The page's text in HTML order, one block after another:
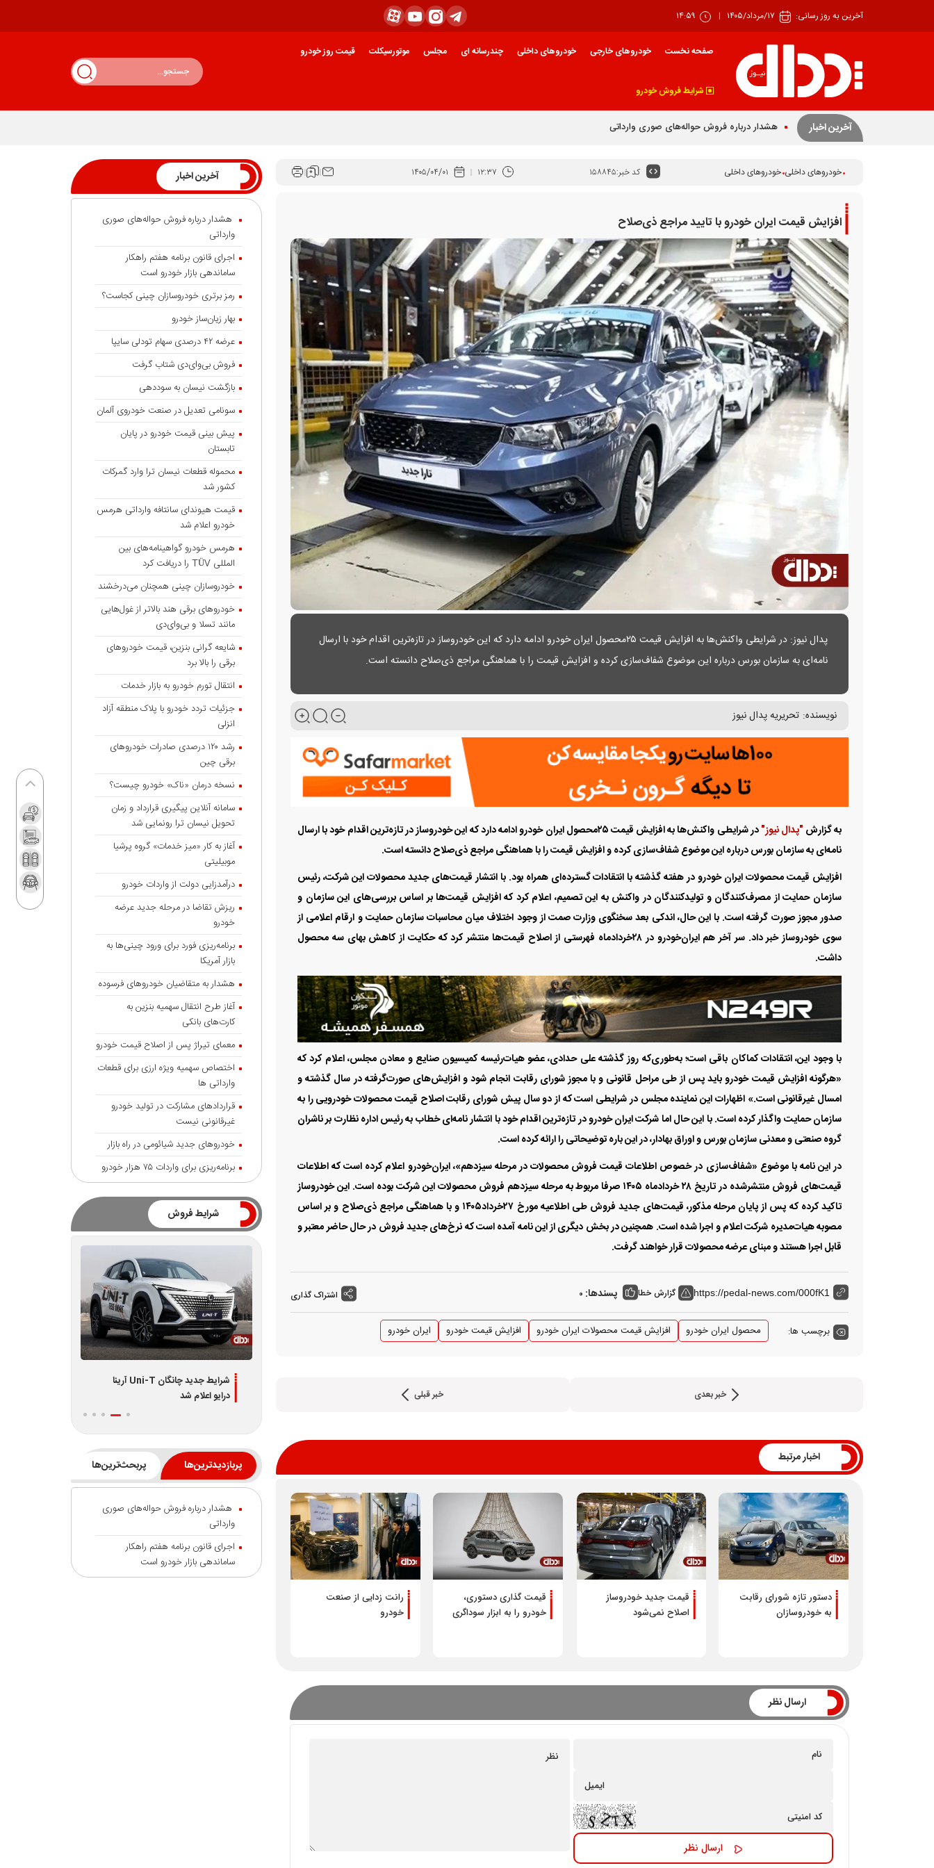
آخرین به روز رسانی: ۱۷/مرداد/۱۴۰۵ ۱۴:۵۹
صفحه نخست خودروهای خارجی خودروهای داخلی چندرسانه ای مجلس موتورسیکلت قیمت روز خودرو
شرایط فروش خودرو
آخرین اخبار
خودروهای داخلی خودروهای داخلی کد خبر:۱۵۸۸۴۵ ۱۲:۳۷ ۱۴۰۵/۰۴/۰۱
افزایش قیمت ایران خودرو با تایید مراجع ذی‌صلاح
پدال نیوز: در شرایطی واکنش‌ها به افزایش قیمت ۲۵محصول ایران خودرو ادامه دارد که این خودروساز در تازه‌ترین اقدام خود با ارسال
نامه‌ای به سازمان بورس درباره این موضوع شفاف‌سازی کرده و افزایش قیمت را با هماهنگی مراجع ذی‌صلاح دانسته است.
نویسنده: تحریریه پدال نیوز
به گزارش"پدال نیوز"
در شرایطی واکنش‌ها به افزایش قیمت ۲۵محصول ایران خودرو ادامه دارد که این خودروساز در تازه‌ترین اقدام خود با ارسال
نامه‌ای به سازمان بورس درباره این موضوع شفاف‌سازی کرده و افزایش قیمت را با هماهنگی مراجع ذی‌صلاح دانسته است.
افزایش قیمت محصولات ایران خودرو در هفته گذشته با انتقادات گسترده‌ای همراه بود. با انتشار قیمت‌های جدید محصولات این شرکت، رئیس
سازمان حمایت از مصرف‌کنندگان و تولیدکنندگان در واکنش به این تصمیم، اعلام کرد که افزایش قیمت‌ها بر اساس بررسی‌های این سازمان و
صدور مجوز صورت گرفته است. با این حال، اندکی بعد سخنگوی وزارت صمت از وجود اختلاف میان محاسبات سازمان حمایت و ارقام اعلامی از
سوی خودروساز خبر داد. سر آخر هم ایران‌خودرو در ۲۸خردادماه فهرستی از اصلاح قیمت‌ها منتشر کرد که حکایت از کاهش بهای سه محصول
داشت.
با وجود این، انتقادات کماکان باقی است؛ به‌طوری‌که روز گذشته علی حدادی، عضو هیات‌رئیسه کمیسیون صنایع و معادن مجلس، اعلام کرد که
«هرگونه افزایش قیمت خودرو باید پس از طی مراحل قانونی و با مجوز شورای رقابت انجام شود و افزایش‌های صورت‌گرفته در سال گذشته و
امسال غیرقانونی است.» اظهارات این نماینده مجلس در شرایطی است که از دو سال پیش شورای رقابت اصلاح قیمت محصولات خودرویی را به
سازمان حمایت واگذار کرده است. با این حال اما شرکت ایران خودرو در تازه‌ترین اقدام خود با انتشار نامه‌ای خطاب به رئیس اداره نظارت بر ناشران
گروه صنعتی و معدنی سازمان بورس و اوراق بهادار، در این باره توضیحاتی را ارائه کرده است.
در این نامه با موضوع «شفاف‌سازی در خصوص اطلاعات قیمت فروش محصولات در مرحله سیزدهم»، ایران‌خودرو اعلام کرده است که اطلاعات
قیمت‌های فروش منتشرشده در تاریخ ۲۸ خردادماه ۱۴۰۵ صرفا مربوط به مرحله سیزدهم فروش محصولات این شرکت بوده است. این خودروساز
تاکید کرده که پس از پایان مرحله مذکور، قیمت‌های جدید فروش طی اطلاعیه مورخ ۲۷خرداد۱۴۰۵ و با هماهنگی مراجع ذی‌صلاح و بر اساس
مصوبه هیات‌مدیره شرکت اعلام و اجرا شده است. همچنین در بخش دیگری از این نامه آمده است که نرخ‌های جدید فروش در حال حاضر معتبر و
قابل اجرا هستند و مبنای عرضه محصولات قرار خواهند گرفت.
https://pedal-news.com/000fK1 گزارش خطا پسندها: 0 اشتراک گذاری
برچسب ها: محصول ایران خودرو افزایش قیمت محصولات ایران خودرو افزایش قیمت خودرو ایران خودرو
خبر بعدی خبر قبلی
اخبار مرتبط
دستور تازه شورای رقابت
به خودروسازان
قیمت جدید خودروساز
اصلاح نمی‌شود
قیمت گذاری دستوری،
خودرو را به ابزار سوداگری
رانت زدایی از صنعت
خودرو
ارسال نظر
آخرین اخبار
هشدار درباره فروش حواله‌های صوری
وارداتی
اجرای قانون برنامه هفتم راهکار
ساماندهی بازار خودرو است
رمز برتری خودروسازان چینی کجاست؟
بهار زیان‌ساز خودرو
عرضه ۴۲ درصدی سهام تودلی سایپا
فروش بی‌وای‌دی شتاب گرفت
بازگشت نیسان به سوددهی
سونامی تعدیل در صنعت خودروی آلمان
پیش بینی قیمت خودرو در پایان
تابستان
محموله قطعات نیسان ترا وارد گمرکات
کشور شد
قیمت هیوندای سانتافه وارداتی هرمس
خودرو اعلام شد
هرمس خودرو گواهینامه‌های بین
المللی TÜV را دریافت کرد
خودروسازان چینی همچنان می‌درخشند
خودروهای برقی هند بالاتر از غول‌هایی
مانند تسلا و بی‌وای‌دی
شایعه گرانی بنزین، قیمت خودروهای
برقی را بالا برد
انتقال تورم خودرو به بازار خدمات
جزئیات تردد خودرو با پلاک منطقه آزاد
انزلی
رشد ۱۲۰ درصدی صادرات خودروهای
برقی چین
نسخه درمان «ناک» خودرو چیست؟
سامانه آنلاین پیگیری قرارداد‌ و زمان
تحویل نیسان ترا رونمایی شد
آغاز به کار «میز خدمات» گروه پرشیا
موبیلیتی
درآمدزایی دولت از واردات خودرو
ریزش تقاضا در مرحله جدید عرضه
خودرو
برنامه‌ریزی فورد برای ورود چینی‌ها به
بازار آمریکا
هشدار به متقاضیان خودروهای فرسوده
آغاز طرح انتقال سهمیه بنزین به
کارت‌های بانکی
معمای تیراژ پس از اصلاح قیمت خودرو
اختصاص سهمیه ویژه ارزی برای قطعات
وارداتی ها
قراردادهای مشارکت در تولید خودرو
غیرقانونی نیست
خودروهای جدید شیائومی در راه بازار
برنامه‌ریزی برای واردات ۷۵ هزار خودرو
شرایط فروش
شرایط جدید چانگان Uni-T آرینا
درایو اعلام شد
پربازدیدترین‌ها پربحث‌ترین‌ها
هشدار درباره فروش حواله‌های صوری
وارداتی
اجرای قانون برنامه هفتم راهکار
ساماندهی بازار خودرو است